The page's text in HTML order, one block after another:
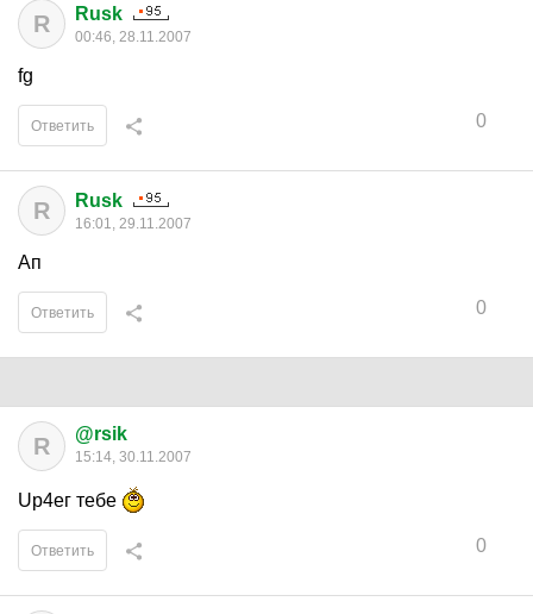
R Rusk
00:46, 28.11.2007
fg
0
Ответить
R Rusk
16:01, 29.11.2007
Ап
0
Ответить
R @rsik
15:14, 30.11.2007
Up4eг тебе
0
Ответить